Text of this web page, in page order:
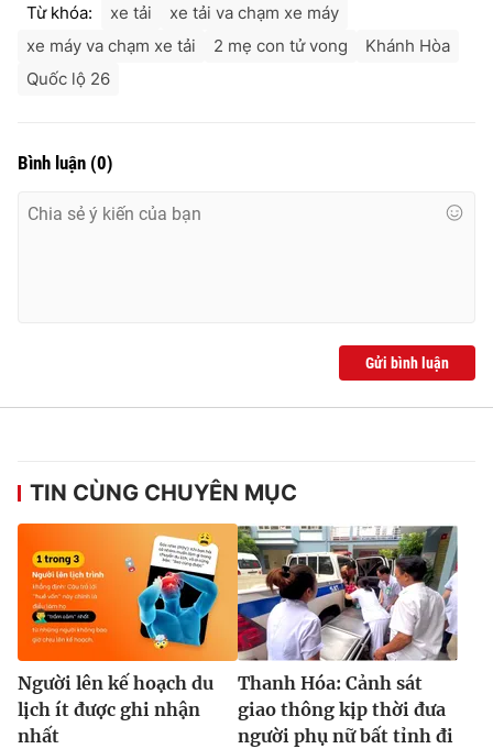
Từ khóa: xe tải
xe tải va chạm xe máy
xe máy va chạm xe tải
2 mẹ con tử vong
Khánh Hòa
Quốc lộ 26
Bình luận (0)
Gửi bình luận
TIN CÙNG CHUYÊN MỤC
Người lên kế hoạch du
lịch ít được ghi nhận
nhất
Thanh Hóa: Cảnh sát
giao thông kịp thời đưa
người phụ nữ bất tỉnh đi